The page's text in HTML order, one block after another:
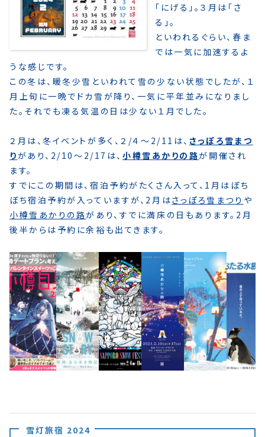
「にげる」。３月は「さ
る」。
といわれるぐらい、春ま
では一気に加速するよ
うな感じです。
この冬は、暖冬少雪といわれて雪の少ない状態でしたが、１
月上旬に一晩でドカ雪が降り、一気に平年並みになりまし
た。それでも凍る気温の日は少ない１月でした。
２月は、冬イベントが多く、２/４〜2/11は、 さっぽろ雪まつ
りがあり、2/10〜2/17は、 小樽雪あかりの路が開催され
ます。
すでにこの期間は、宿泊予約がたくさん入って、1月はぼち
ぼち宿泊予約が入っていますが、2月はさっぽろ雪まつり や
小樽雪あかりの路があり、すでに満床の日もあります。2月
後半からは予約に余裕も出てきます。
雪灯旅宿 2024